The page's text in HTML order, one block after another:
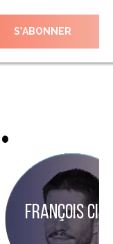
S’ABONNER
FRANÇOIS